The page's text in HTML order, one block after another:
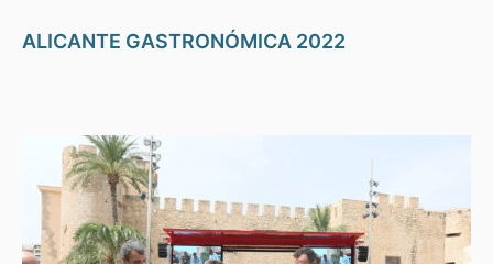
ALICANTE GASTRONÓMICA 2022